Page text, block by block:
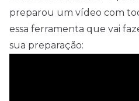
preparou um vídeo com
essa ferramenta que vai
sua preparação: